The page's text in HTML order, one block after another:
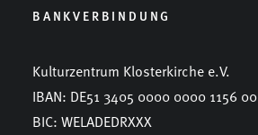
BANKVERBINDUNG
Kulturzentrum Klosterkirche e.V.
IBAN: DE51 3405 0000 0000 1156 00
BIC: WELADEDRXXX